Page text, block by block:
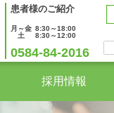
患者様のご紹介
月～金 8:30～18:00
土
8:30～12:00
0584-84-2016
採用情報